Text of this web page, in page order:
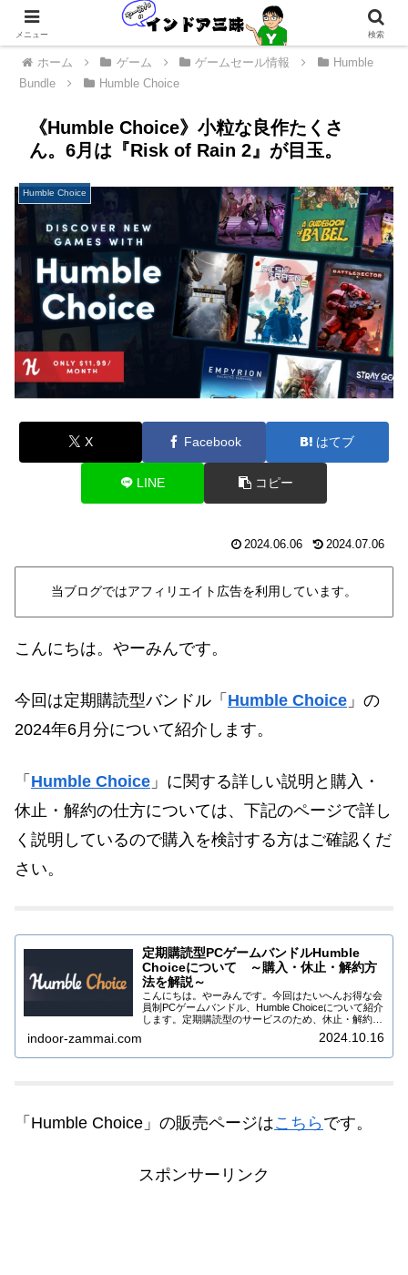
ホーム ゲーム ゲームセール情報
Humble
Bundle
Humble Choice
《Humble Choice》小粒な良作たくさ
ん。6月は『Risk of Rain 2』が目玉。
Humble Choice
X Facebook はてブ
LINE コピー
2024.06.06 2024.07.06
当ブログではアフィリエイト広告を利用しています。
こんにちは。やーみんです。
今回は定期購読型バンドル「 Humble Choice 」の
2024年6月分について紹介します。
「 Humble Choice 」に関する詳しい説明と購入・
休止・解約の仕方については、下記のページで詳し
く説明しているので購入を検討する方はご確認くだ
さい。
定期購読型PCゲームバンドルHumble
Choiceについて ～購入・休止・解約方
法を解説～
こんにちは。やーみんです。今回はたいへんお得な会
員制PCゲームバンドル、Humble Choiceについて紹介
します。定期購読型のサービスのため、休止・解約を
しないと毎月自動的にバンドルが届く仕組みになって
いますので、一時休止・解約の方法も...
indoor-zammai.com 2024.10.16
「Humble Choice」の販売ページはこちら です。
スポンサーリンク
メニュー 検索